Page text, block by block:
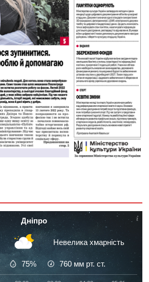
Дніпро
Невелика хмарність
75% 760 мм рт. ст.